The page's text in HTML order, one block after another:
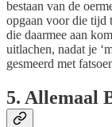
bestaan van de
opgaan voor die tijd
die daarmee aan
uitlachen, nadat je
gesmeerd met
5. Allemaal